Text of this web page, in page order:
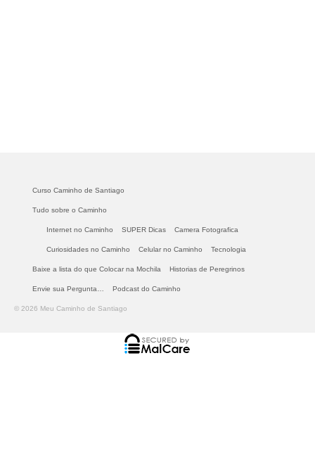
Curso Caminho de Santiago
Tudo sobre o Caminho
Internet no Caminho SUPER Dicas Camera Fotografica
Curiosidades no Caminho Celular no Caminho Tecnologia
Baixe a lista do que Colocar na Mochila Historias de Peregrinos
Envie sua Pergunta… Podcast do Caminho
© 2026 Meu Caminho de Santiago